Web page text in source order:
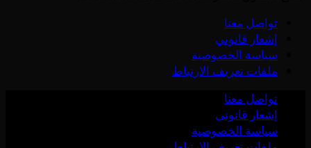
تواصل معنا
إشعار قانوني
سياسة الخصوصية
ملفات تعريف الارتباط
تواصل معنا
إشعار قانوني
سياسة الخصوصية